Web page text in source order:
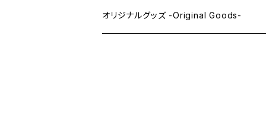
ペーパーマスク -Paper Masks-
オリジナルグッズ -Original Goods-